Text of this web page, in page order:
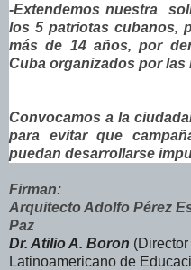
-Extendemos nuestra
los 5 patriotas cubanos,
más de 14 años, por
Cuba organizados por las
Convocamos a la
para evitar que
puedan desarrollarse
Firman:
Arquitecto Adolfo Pérez
Paz
Dr. Atilio A. Boron
Latinoamericano de